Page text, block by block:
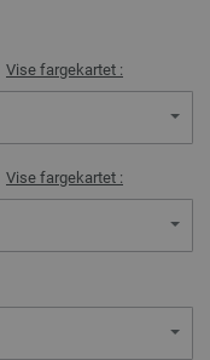
Vise fargekartet :
Vise fargekartet :